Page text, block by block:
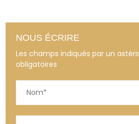
NOUS ÉCRIRE
Les champs indiqués par un
obligatoires